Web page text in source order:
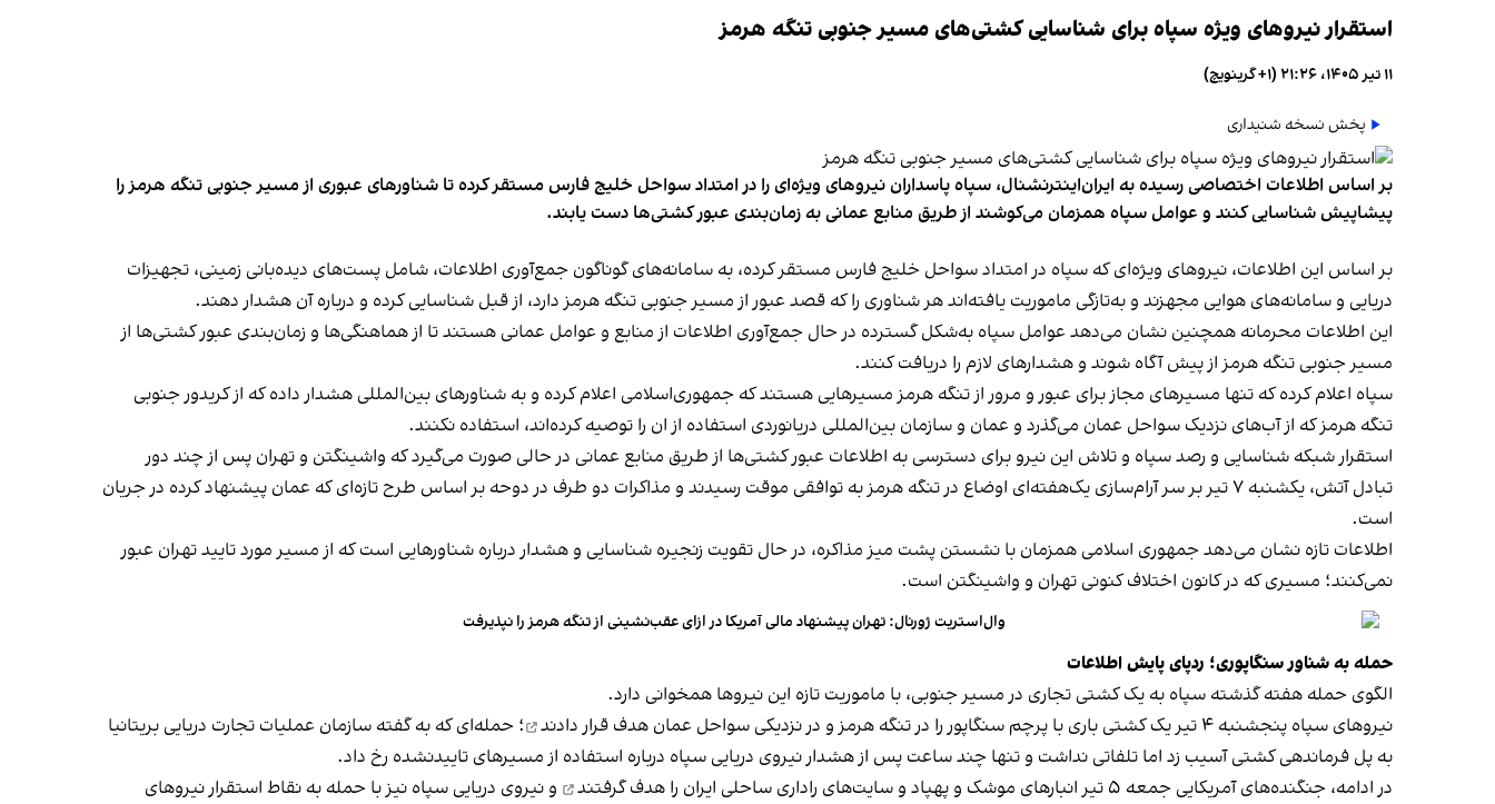
استقرار نیروهای ویژه سپاه برای شناسایی کشتی‌های مسیر جنوبی تنگه هرمز
۱۱ تیر ۱۴۰۵، ۲۱:۲۶ (‎+۱ گرینویچ)
پخش نسخه شنیداری
بر اساس اطلاعات اختصاصی رسیده به ایران‌اینترنشنال، سپاه پاسداران نیروهای ویژه‌ای را در امتداد سواحل خلیج فارس مستقر کرده تا شناورهای عبوری از مسیر جنوبی تنگه هرمز را
پیشاپیش شناسایی کنند و عوامل سپاه همزمان می‌کوشند از طریق منابع عمانی به زمان‌بندی عبور کشتی‌ها دست یابند.
بر اساس این اطلاعات، نیروهای ویژه‌ای که سپاه در امتداد سواحل خلیج فارس مستقر کرده، به سامانه‌های گوناگون جمع‌آوری اطلاعات، شامل پست‌های دیده‌بانی زمینی، تجهیزات
دریایی و سامانه‌های هوایی مجهزند و به‌تازگی ماموریت یافته‌اند هر شناوری را که قصد عبور از مسیر جنوبی تنگه هرمز دارد، از قبل شناسایی کرده و درباره آن هشدار دهند.
این اطلاعات محرمانه همچنین نشان می‌دهد عوامل سپاه به‌شکل گسترده در حال جمع‌آوری اطلاعات از منابع و عوامل عمانی هستند تا از هماهنگی‌ها و زمان‌بندی عبور کشتی‌ها از
مسیر جنوبی تنگه هرمز از پیش آگاه شوند و هشدارهای لازم را دریافت کنند.
سپاه اعلام کرده که تنها مسیرهای مجاز برای عبور و مرور از تنگه هرمز مسیرهایی هستند که جمهوری‌اسلامی اعلام کرده و به شناورهای بین‌المللی هشدار داده که از کریدور جنوبی
تنگه هرمز که از آب‌های نزدیک سواحل عمان می‌گذرد و عمان و سازمان بین‌المللی دریانوردی استفاده از ان را توصیه کرده‌اند، استفاده نکنند.
استقرار شبکه شناسایی و رصد سپاه و تلاش این نیرو برای دسترسی به اطلاعات عبور کشتی‌ها از طریق منابع عمانی در حالی صورت می‌گیرد که واشینگتن و تهران پس از چند دور
تبادل آتش، یکشنبه ۷ تیر بر سر آرام‌سازی یک‌هفته‌ای اوضاع در تنگه هرمز به توافقی موقت رسیدند و مذاکرات دو طرف در دوحه بر اساس طرح تازه‌ای که عمان پیشنهاد کرده در جریان
است.
اطلاعات تازه نشان می‌دهد جمهوری اسلامی همزمان با نشستن پشت میز مذاکره، در حال تقویت زنجیره شناسایی و هشدار درباره شناورهایی است که از مسیر مورد تایید تهران عبور
نمی‌کنند؛ مسیری که در کانون اختلاف کنونی تهران و واشینگتن است.
وال‌استریت ژورنال: تهران پیشنهاد مالی آمریکا در ازای عقب‌نشینی از تنگه هرمز را نپذیرفت
حمله به شناور سنگاپوری؛ ردپای پایش اطلاعات
الگوی حمله هفته گذشته سپاه به یک کشتی تجاری در مسیر جنوبی، با ماموریت تازه این نیروها همخوانی دارد.
نیروهای سپاه پنجشنبه ۴ تیر یک کشتی باری با پرچم سنگاپور را در تنگه هرمز و در نزدیکی سواحل عمان
هدف قرار دادند
؛ حمله‌ای که به گفته سازمان عملیات تجارت دریایی بریتانیا
به پل فرماندهی کشتی آسیب زد اما تلفاتی نداشت و تنها چند ساعت پس از هشدار نیروی دریایی سپاه درباره استفاده از مسیرهای تاییدنشده رخ داد.
در ادامه، جنگنده‌های آمریکایی جمعه ۵ تیر انبارهای موشک و پهپاد و سایت‌های راداری ساحلی ایران را
هدف گرفتند
و نیروی دریایی سپاه نیز با حمله به نقاط استقرار نیروهای